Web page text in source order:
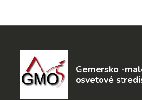
Gemersko -
osvetové